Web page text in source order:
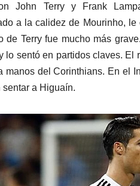
John Terry y Frank
a la calidez de Mourinho,
de Terry fue mucho más
lo sentó en partidos claves. El
manos del Corinthians. En el
sentar a Higuaín.